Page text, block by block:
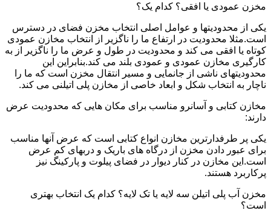
مخزن عمودی یا افقی؟ کدام یک؟
یکی از محدودیتها و عوامل اصلی انتخاب مخزن فضای در دسترس
است.مثلا محدودیت در ارتفاع ما را ناگزیر از انتخاب مخازن عمودی
کوتاه یا افقی می کند و محدودیت در طول و عرض ما را ناگزیر از به
کارگیری مخازن عمودی و عمودی بلند می کند.بنابراین این
محدودیتهای ناشی از جانمایی و مسیر انتقال مخزن است که ما را
ناچار به انتخاب شکل و ابعاد خاصی از مخازن پلی اتیلنی می کند.
مخازن کتابی و آسانرو مناسب برای مکان هایی که محدودیت عرض
دارند:
یکی پر طرفدارترین مخازن انواع کتابی است که عرض آنها مناسب
برای عبور دادن مخزن از درگاه های باریک و دربهای کم عرض
است.این مخازن در کنار دیوار در فضای پیلوت و پارکینگ نیز
پرکاربرد هستند.
مخزن آب پلی اتیلن سه لایه یا تک لایه؟ کدام یک انتخاب بهتری
است؟